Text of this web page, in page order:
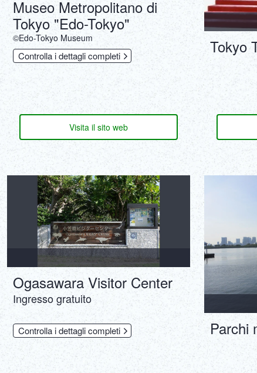
Museo Metropolitano di
Tokyo "Edo-Tokyo"
©Edo-Tokyo Museum
Controlla i dettagli completi
Visita il sito web
Tokyo
Ogasawara Visitor Center
Ingresso gratuito
Controlla i dettagli completi Parchi